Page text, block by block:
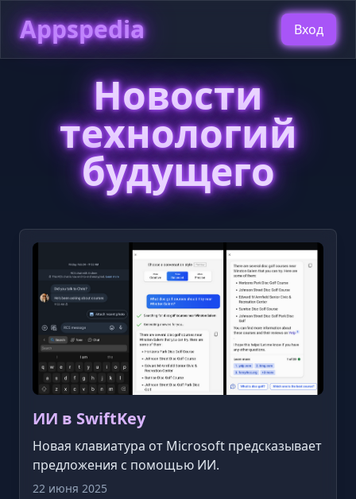
Appspedia Вход
Новости
технологий
будущего
ИИ в SwiftKey
Новая клавиатура от Microsoft предсказывает
предложения с помощью ИИ.
22 июня 2025